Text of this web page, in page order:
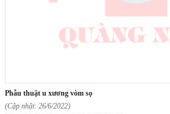
phẫu thuật u xương vòm sọ
(Cập nhật: 26/6/2022)